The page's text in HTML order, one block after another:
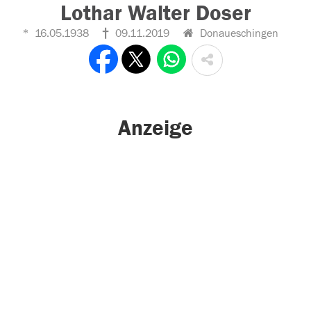
Lothar Walter Doser
16.05.1938 09.11.2019 Donaueschingen
Anzeige